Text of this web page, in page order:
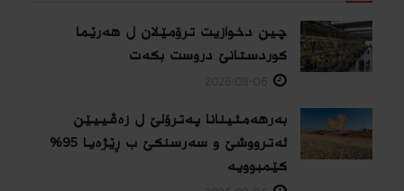
چین دخوازیت ترۆمێلان ل هەرێما
كوردستانێ دروست بكەت
بەرهەمئینانا په‌ترۆلێ ل زه‌ڤییێن
ئەترووشێ و سەرسنكێ ب ڕێژەیا 95%
كێمبوویە